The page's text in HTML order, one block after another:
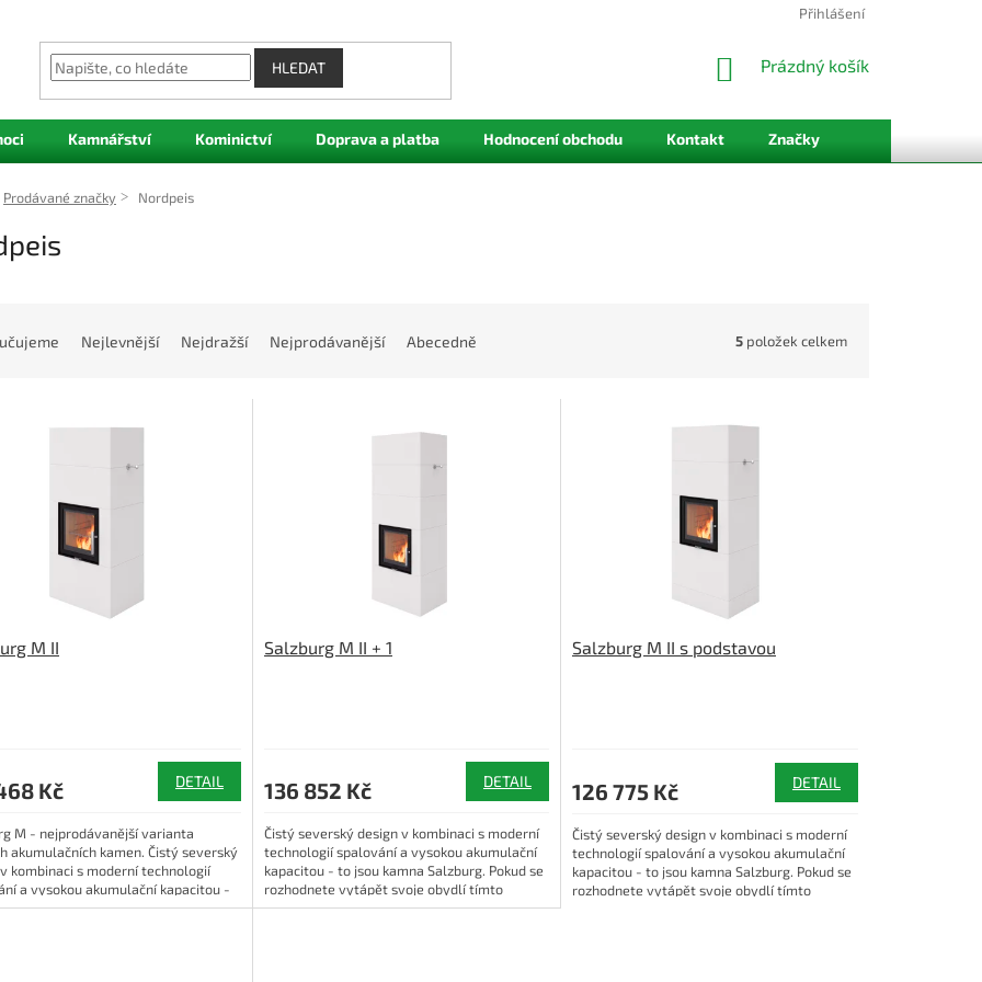
Přihlášení
HLEDAT
NÁKUPNÍ
Prázdný košík
Kamnářství Kominictví Doprava a platba Hodnocení obchodu Kontakt Značky
Prodávané značky Nordpeis
Nejlevnější Nejdražší Nejprodávanější Abecedně 5 položek celkem
M II
Kč DETAIL
M - nejprodávanější varianta
akumulačních kamen. Čistý severský
kombinaci s moderní technologií
a vysokou akumulační kapacitou -
Salzburg M II + 1
136 852 Kč DETAIL
Čistý severský design v kombinaci s moderní
technologií spalování a vysokou akumulační
kapacitou - to jsou kamna Salzburg. Pokud se
rozhodnete vytápět svoje obydlí tímto
typem...
Salzburg M II s podstavou
126 775 Kč DETAIL
Čistý severský design v kombinaci s moderní
technologií spalování a vysokou akumulační
kapacitou - to jsou kamna Salzburg. Pokud se
rozhodnete vytápět svoje obydlí tímto